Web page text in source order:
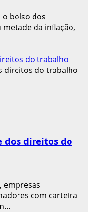
o bolso dos
da inflação,
do trabalho
dos direitos do
empresas
com carteira